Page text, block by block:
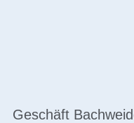
Geschäft